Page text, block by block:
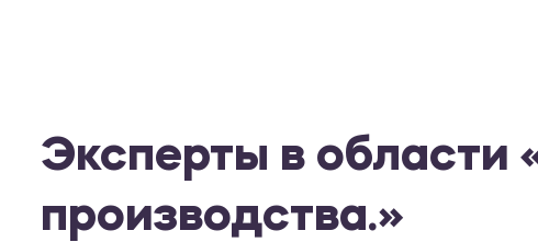
Эксперты в области
производства.»